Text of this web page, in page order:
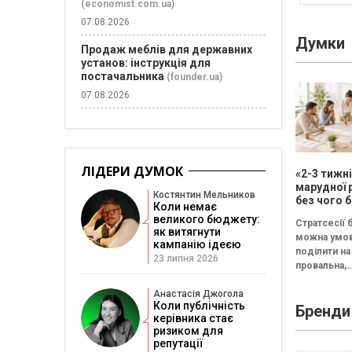
Думки
«2-3 тижні
марудної
без чого
Стратсесії
можна
поділити
провальна,
Провальна
«рефлексія
Бренди
(economist.com.ua)
07.08.2026
Продаж меблів для державних
установ: інструкція для
постачальника (founder.ua)
07.08.2026
ЛІДЕРИ ДУМОК
Костянтин Мельников
Коли немає
великого бюджету:
як витягнути
кампанію ідеєю
23 липня 2026
Анастасія Джогола
Коли публічність
керівника стає
ризиком для
репутації